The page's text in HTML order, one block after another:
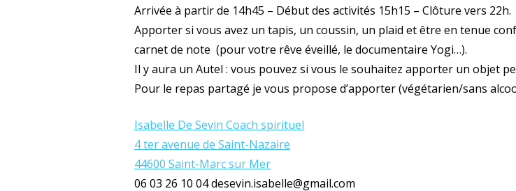
Arrivée à partir de 14h45 – Début des activités 15h15 – Clôture vers 22h.
Apporter si vous avez un tapis, un coussin, un plaid et être en tenue
carnet de note (pour votre rêve éveillé, le documentaire Yogi…).
Il y aura un Autel : vous pouvez si vous le souhaitez apporter un objet
Pour le repas partagé je vous propose d’apporter (végétarien/sans
Isabelle De Sevin Coach spirituel
4 ter avenue de Saint-Nazaire
44600 Saint-Marc sur Mer
06 03 26 10 04 desevin.isabelle@gmail.com